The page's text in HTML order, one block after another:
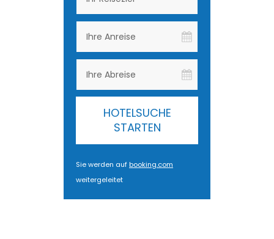
HOTELSUCHE
STARTEN
Sie werden aufbooking.com
weitergeleitet